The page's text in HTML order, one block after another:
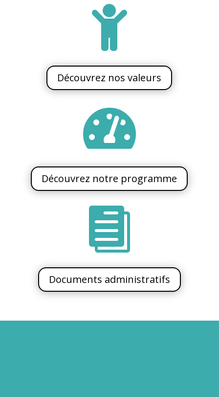

Découvrez nos valeurs

Découvrez notre programme

Documents administratifs